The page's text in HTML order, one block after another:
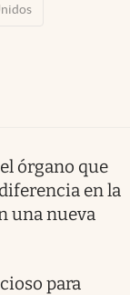
órgano que
en la
una nueva
para